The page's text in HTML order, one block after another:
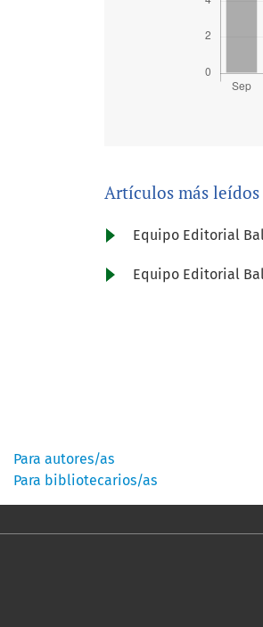
Artículos más
Equipo Editorial
Equipo Editorial
Para autores/as
Para bibliotecarios/as